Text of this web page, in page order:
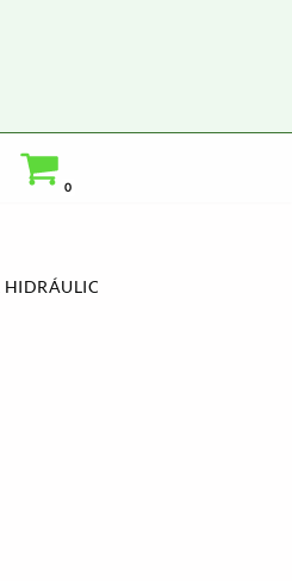
0
DE ENGRANAJES